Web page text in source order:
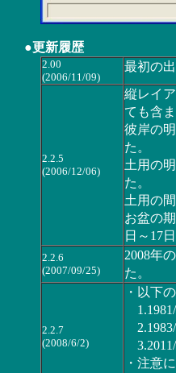
●更新履歴
2.00
(2006/11/09)
最初の
2.2.5
(2006/12/06)
縦レイ
ても含
彼岸の
た。
土用の
た。
土用の
お盆の
日～17
2.2.6
(2007/09/25)
2008年
た。
2.2.7
(2008/6/2)
・以下
1.1981/
2.1983/
3.2011/
・注意